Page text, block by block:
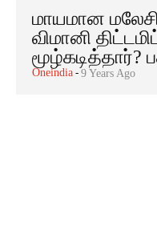
மாயமான
விமானி
மூழ்கடித்தார்?
Oneindia - 9 Years Ago